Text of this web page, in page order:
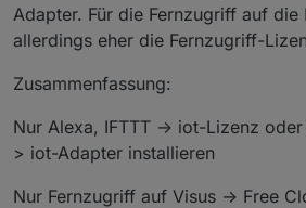
Adapter. Für die Fernzugriff auf
allerdings eher die Fernzugriff-
Zusammenfassung:
Nur Alexa, IFTTT -> iot-Lizenz
> iot-Adapter installieren
Nur Fernzugriff auf Visus -> Free